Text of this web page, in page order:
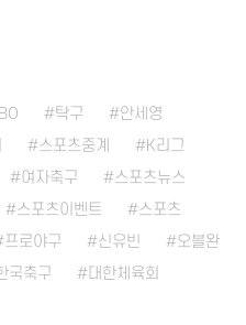
탁구
안세영
스포츠중계
K리그
여자축구
스포츠뉴스
스포츠이벤트
스포츠
프로야구 신유빈
오블완
국축구
대한체육회